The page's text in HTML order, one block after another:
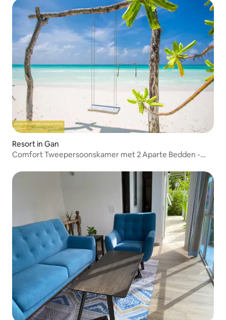
Resort in Gan
Comfort Tweepersoonskamer met 2 Aparte Bedden -